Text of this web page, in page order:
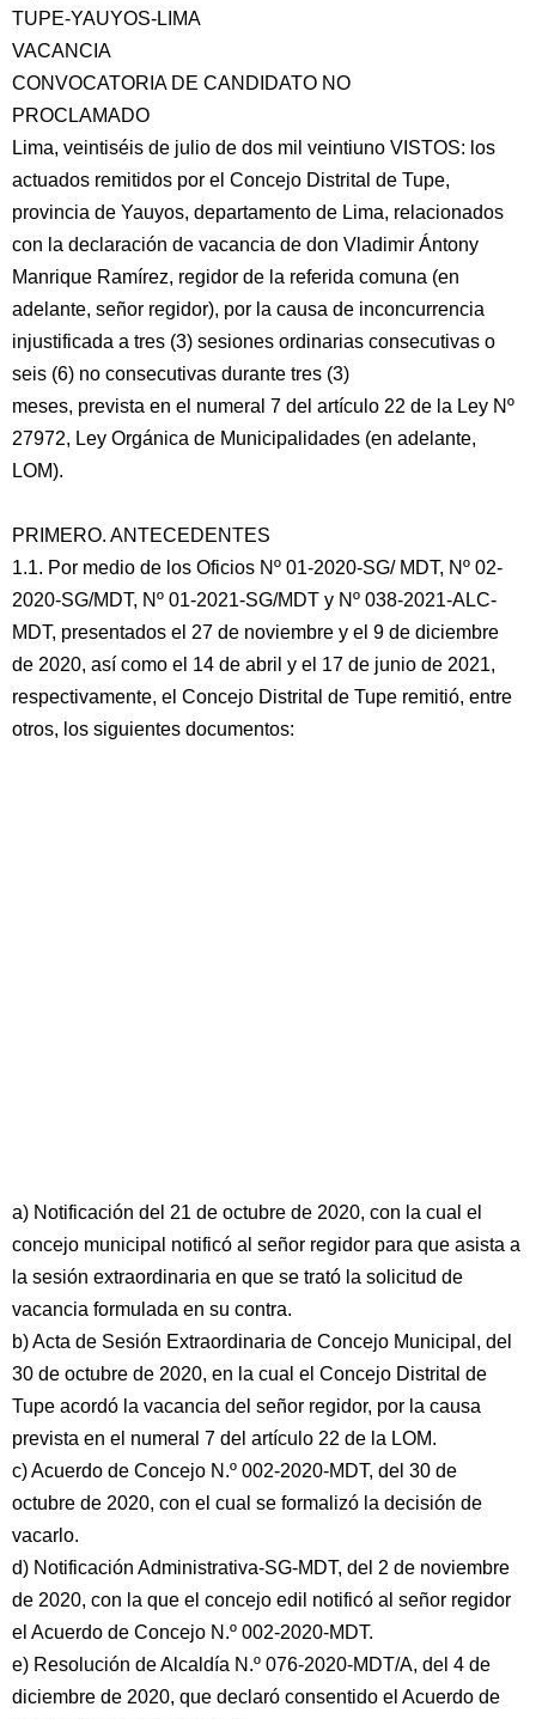
TUPE-YAUYOS-LIMA
VACANCIA
CONVOCATORIA DE CANDIDATO NO
PROCLAMADO
Lima, veintiséis de julio de dos mil veintiuno VISTOS: los
actuados remitidos por el Concejo Distrital de Tupe,
provincia de Yauyos, departamento de Lima, relacionados
con la declaración de vacancia de don Vladimir Ántony
Manrique Ramírez, regidor de la referida comuna (en
adelante, señor regidor), por la causa de inconcurrencia
injustificada a tres (3) sesiones ordinarias consecutivas o
seis (6) no consecutivas durante tres (3)
meses, prevista en el numeral 7 del artículo 22 de la Ley Nº
27972, Ley Orgánica de Municipalidades (en adelante,
LOM).
PRIMERO. ANTECEDENTES
1.1. Por medio de los Oficios Nº 01-2020-SG/ MDT, Nº 02-
2020-SG/MDT, Nº 01-2021-SG/MDT y Nº 038-2021-ALC-
MDT, presentados el 27 de noviembre y el 9 de diciembre
de 2020, así como el 14 de abril y el 17 de junio de 2021,
respectivamente, el Concejo Distrital de Tupe remitió, entre
otros, los siguientes documentos:
a) Notificación del 21 de octubre de 2020, con la cual el
concejo municipal notificó al señor regidor para que asista a
la sesión extraordinaria en que se trató la solicitud de
vacancia formulada en su contra.
b) Acta de Sesión Extraordinaria de Concejo Municipal, del
30 de octubre de 2020, en la cual el Concejo Distrital de
Tupe acordó la vacancia del señor regidor, por la causa
prevista en el numeral 7 del artículo 22 de la LOM.
c) Acuerdo de Concejo N.º 002-2020-MDT, del 30 de
octubre de 2020, con el cual se formalizó la decisión de
vacarlo.
d) Notificación Administrativa-SG-MDT, del 2 de noviembre
de 2020, con la que el concejo edil notificó al señor regidor
el Acuerdo de Concejo N.º 002-2020-MDT.
e) Resolución de Alcaldía N.º 076-2020-MDT/A, del 4 de
diciembre de 2020, que declaró consentido el Acuerdo de